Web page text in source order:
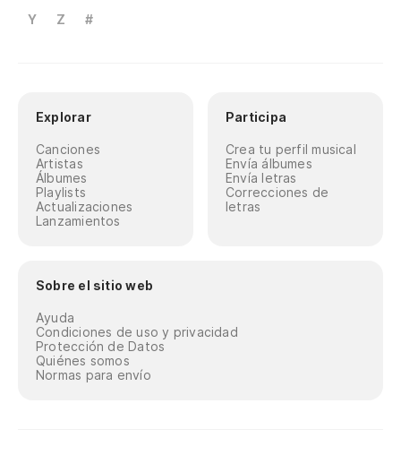
Y
Z #
Explorar
Canciones
Artistas
Álbumes
Playlists
Actualizaciones
Lanzamientos
Participa
Crea tu perfil musical
Envía álbumes
Envía letras
Correcciones de
letras
Sobre el sitio web
Ayuda
Condiciones de uso y privacidad
Protección de Datos
Quiénes somos
Normas para envío